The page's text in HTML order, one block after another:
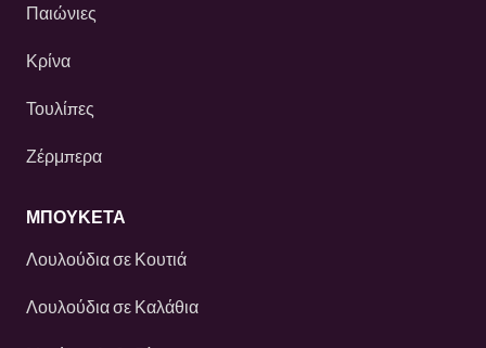
Παιώνιες
Κρίνα
Τουλίπες
Ζέρμπερα
ΜΠΟΥΚΕΤΑ
Λουλούδια σε Κουτιά
Λουλούδια σε Καλάθια